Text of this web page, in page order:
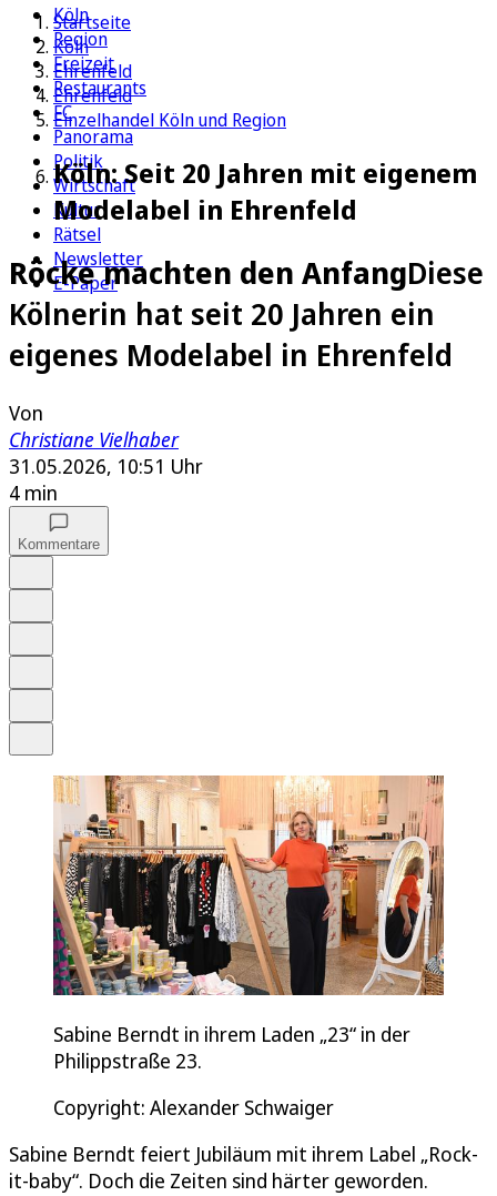
Köln
Region
Freizeit
Restaurants
FC
Panorama
Politik
Wirtschaft
Kultur
Rätsel
Newsletter
E-Paper
Startseite
Köln
Ehrenfeld
Ehrenfeld
Einzelhandel Köln und Region
Köln: Seit 20 Jahren mit eigenem
Modelabel in Ehrenfeld
Röcke machten den AnfangDiese
Kölnerin hat seit 20 Jahren ein
eigenes Modelabel in Ehrenfeld
Von
Christiane Vielhaber
31.05.2026, 10:51 Uhr
4 min
Kommentare
Sabine Berndt in ihrem Laden „23“ in der
Philippstraße 23.
Copyright: Alexander Schwaiger
Sabine Berndt feiert Jubiläum mit ihrem Label „Rock-
it-baby“. Doch die Zeiten sind härter geworden.